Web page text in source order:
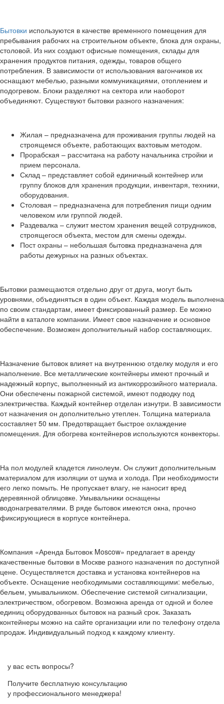
Бытовки используются в качестве временного помещения для
пребывания рабочих на строительном объекте, блока для охраны,
столовой. Из них создают офисные помещения, склады для
хранения продуктов питания, одежды, товаров общего
потребления. В зависимости от использования вагончиков их
оснащают мебелью, разными коммуникациями, отоплением и
подогревом. Блоки разделяют на сектора или наоборот
объединяют. Существуют бытовки разного назначения:
Жилая – предназначена для проживания группы людей на
строящемся объекте, работающих вахтовым методом.
Прорабская – рассчитана на работу начальника стройки и
прием персонала.
Склад – представляет собой единичный контейнер или
группу блоков для хранения продукции, инвентаря, техники,
оборудования.
Столовая – предназначена для потребления пищи одним
человеком или группой людей.
Раздевалка – служит местом хранения вещей сотрудников,
строящегося объекта, местом для смены одежды.
Пост охраны – небольшая бытовка предназначена для
работы дежурных на разных объектах.
Бытовки размещаются отдельно друг от друга, могут быть
уровнями, объединяться в один объект. Каждая модель выполнена
по своим стандартам, имеет фиксированный размер. Ее можно
найти в каталоге компании. Имеет свое назначение и основное
обеспечение. Возможен дополнительный набор составляющих.
Назначение бытовок влияет на внутреннюю отделку модуля и его
наполнение. Все металлические контейнеры имеют прочный и
надежный корпус, выполненный из антикоррозийного материала.
Они обеспечены пожарной системой, имеют подводку под
электричества. Каждый контейнер отделан изнутри. В зависимости
от назначения он дополнительно утеплен. Толщина материала
составляет 50 мм. Предотвращает быстрое охлаждение
помещения. Для обогрева контейнеров используются конвекторы.
На пол модулей кладется линолеум. Он служит дополнительным
материалом для изоляции от шума и холода. При необходимости
его легко помыть. Не пропускает влагу, не наносит вред
деревянной облицовке. Умывальники оснащены
водонагревателями. В ряде бытовок имеются окна, прочно
фиксирующиеся в корпусе контейнера.
Компания «Аренда Бытовок Moscow» предлагает в аренду
качественные бытовки в Москве разного назначения по доступной
цене. Осуществляется доставка и установка контейнеров на
объекте. Оснащение необходимыми составляющими: мебелью,
бельем, умывальником. Обеспечение системой сигнализации,
электричеством, обогревом. Возможна аренда от одной и более
единиц оборудованных бытовок на разный срок. Заказать
контейнеры можно на сайте организации или по телефону отдела
продаж. Индивидуальный подход к каждому клиенту.
у вас есть вопросы?
Получите бесплатную консультацию
у профессионального менеджера!